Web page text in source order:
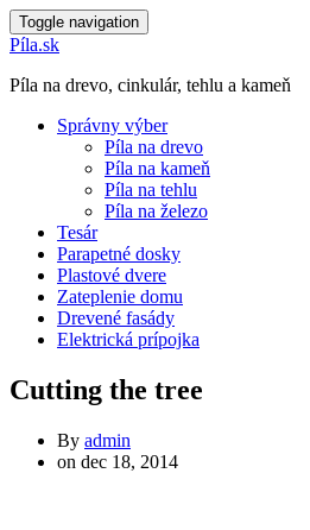
Toggle navigation
Píla.sk
Píla na drevo, cinkulár, tehlu a kameň
Správny výber
Píla na drevo
Píla na kameň
Píla na tehlu
Píla na železo
Tesár
Parapetné dosky
Plastové dvere
Zateplenie domu
Drevené fasády
Elektrická prípojka
Cutting the tree
By admin
on dec 18, 2014